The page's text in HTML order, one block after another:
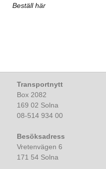
Beställ här
Transportnytt
Box 2082
169 02 Solna
08-514 934 00
Besöksadress
Vretenvägen 6
171 54 Solna